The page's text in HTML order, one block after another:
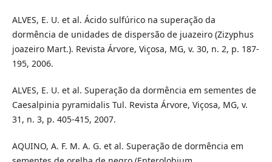
ALVES, E. U. et al. Ácido sulfúrico na superação da
dormência de unidades de dispersão de juazeiro (Zizyphus
joazeiro Mart.). Revista Árvore, Viçosa, MG, v. 30, n. 2, p. 187-
195, 2006.
ALVES, E. U. et al. Superação da dormência em sementes de
Caesalpinia pyramidalis Tul. Revista Árvore, Viçosa, MG, v.
31, n. 3, p. 405-415, 2007.
AQUINO, A. F. M. A. G. et al. Superação de dormência em